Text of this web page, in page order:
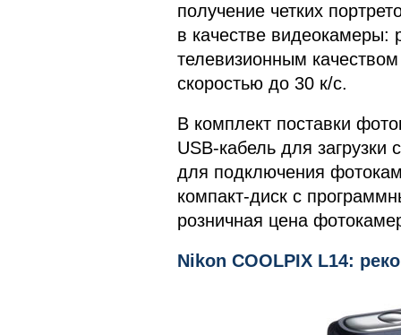
получение четких
в качестве
телевизионным
скоростью до 30 к/с.
В комплект поставки
USB-кабель для
для подключения
компакт-диск с
розничная цена
Nikon COOLPIX L14: